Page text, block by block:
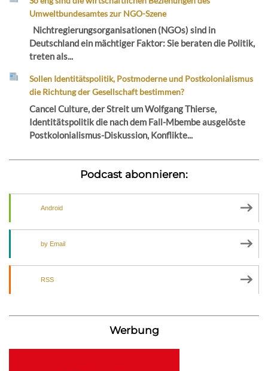
Umweltbundesamtes zur NGO-Szene
Nichtregierungsorganisationen (NGOs) sind in
Deutschland ein mächtiger Faktor: Sie beraten die Politik,
treten als...
Sollen Identitätspolitik, Postmoderne und Postkolonialismus
die Richtung der Gesellschaft bestimmen?
Cancel Culture, der Streit um Wolfgang Thierse,
Identitätspolitik die nach dem Fall-Mbembe ausgelöste
Postkolonialismus-Diskussion, Konflikte...
Podcast abonnieren:
Android
by Email
RSS
Werbung